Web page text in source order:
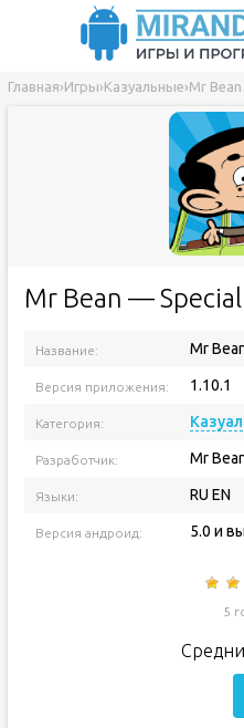
Главная›Игры›Казуальные›Mr
Mr Bean —
Название: Mr
Версия приложения: 1.10.1
Категория:
Разработчик: Mr
Языки: RU EN
Версия андроид: 5.0 и
5